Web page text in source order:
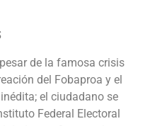
de la famosa crisis
del Fobaproa y el
el ciudadano se
Federal Electoral